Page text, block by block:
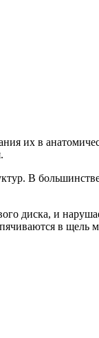
их в
В
диска, и
в щель